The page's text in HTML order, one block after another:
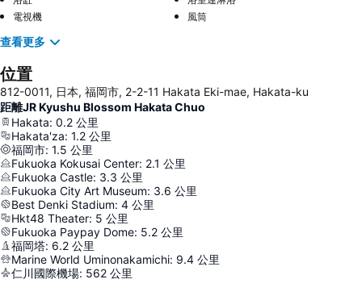
電視機
風筒
查看更多
位置
812-0011, 日本, 福岡市, 2-2-11 Hakata Eki-mae, Hakata-ku
距離JR Kyushu Blossom Hakata Chuo
Hakata: 0.2 公里
Hakata'za: 1.2 公里
福岡市: 1.5 公里
Fukuoka Kokusai Center: 2.1 公里
Fukuoka Castle: 3.3 公里
Fukuoka City Art Museum: 3.6 公里
Best Denki Stadium: 4 公里
Hkt48 Theater: 5 公里
Fukuoka Paypay Dome: 5.2 公里
福岡塔: 6.2 公里
Marine World Uminonakamichi: 9.4 公里
仁川國際機場: 562 公里